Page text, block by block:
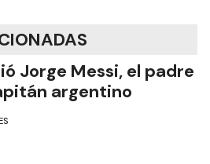
Jorge Messi, el padre
argentino